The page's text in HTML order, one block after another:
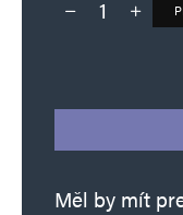
Deník TO – verze
Měl by mít